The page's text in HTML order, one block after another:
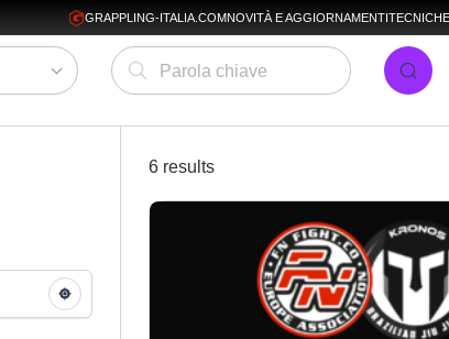
GRAPPLING-ITALIA.COMNOVITÀ E AGGIORNAMENTITECNICHE
6 results